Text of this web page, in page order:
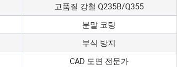
고품질 강철 Q235B/Q355
분말 코팅
부식 방지
CAD 도면 전문가